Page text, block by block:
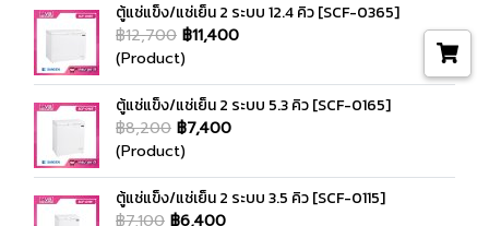
ตู้แช่แข็ง/แช่เย็น 2 ระบบ 12.4 คิว [SCF-0365]
฿12,700 ฿11,400
(Product)
ตู้แช่แข็ง/แช่เย็น 2 ระบบ 5.3 คิว [SCF-0165]
฿8,200 ฿7,400
(Product)
ตู้แช่แข็ง/แช่เย็น 2 ระบบ 3.5 คิว [SCF-0115]
฿7,100 ฿6,400